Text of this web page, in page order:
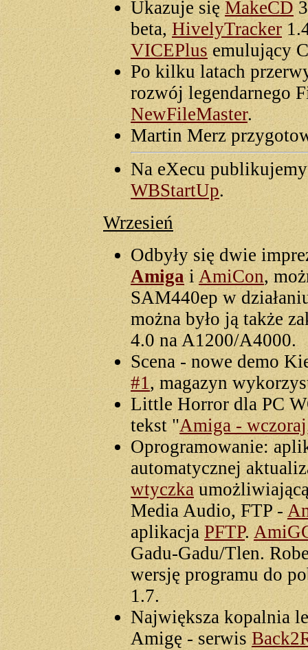
Ukazuje sięMakeCD
beta,HivelyTracker
VICEPlus emulujący
Po kilku latach
rozwój legendarnego
NewFileMaster.
Martin Merz
Na eXecu
WBStartUp.
Wrzesień
Odbyły się dwie
Amigai AmiCon,
SAM440ep w
można było ją także
4.0 na A1200/A4000.
Scena - nowe demo
#1, magazyn
Little Horror dla PC
tekst "Amiga -
Oprogramowanie:
automatycznej
wtyczka
Media Audio, FTP -
aplikacja PFTP.
Gadu-Gadu/Tlen.
wersję programu do
1.7.
Największa kopalnia
Amigę - serwis